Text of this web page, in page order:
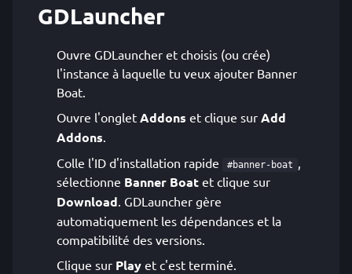
GDLauncher
Ouvre GDLauncher et choisis (ou crée)
l'instance à laquelle tu veux ajouter Banner
Boat.
Ouvre l'onglet Addons et clique sur Add
Addons.
Colle l'ID d'installation rapide
#banner-boat ,
sélectionne Banner Boat et clique sur
Download. GDLauncher gère
automatiquement les dépendances et la
compatibilité des versions.
Clique sur Play et c'est terminé.